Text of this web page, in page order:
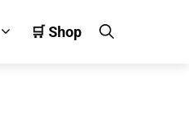
🛒 Shop